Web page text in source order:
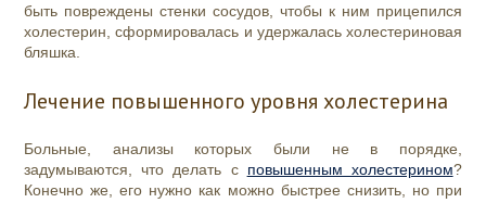
быть повреждены стенки сосудов, чтобы к ним прицепился
холестерин, сформировалась и удержалась холестериновая
бляшка.
Лечение повышенного уровня холестерина
Больные, анализы которых были не в порядке,
задумываются, что делать с повышенным холестерином?
Конечно же, его нужно как можно быстрее снизить, но при